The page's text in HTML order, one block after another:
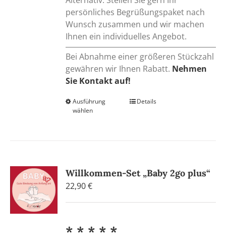
persönliches Begrüßungspaket nach
Wunsch zusammen und wir machen
Ihnen ein individuelles Angebot.
Bei Abnahme einer größeren Stückzahl
gewähren wir Ihnen Rabatt. Nehmen
Sie Kontakt auf!
Ausführung
wählen
Dieses
Die
können
Details
Willkommen-Set „Baby 2go plus“
22,90€
* * * * *